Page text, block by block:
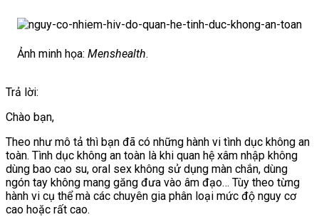
Ảnh minh họa: Menshealth.
Trả lời:
Chào bạn,
Theo như mô tả thì bạn đã có những hành vi tình dục không an
toàn. Tình dục không an toàn là khi quan hệ xâm nhập không
dùng bao cao su, oral sex không sử dụng màn chắn, dùng
ngón tay không mang găng đưa vào âm đạo… Tùy theo từng
hành vi cụ thể mà các chuyên gia phân loại mức độ nguy cơ
cao hoặc rất cao.